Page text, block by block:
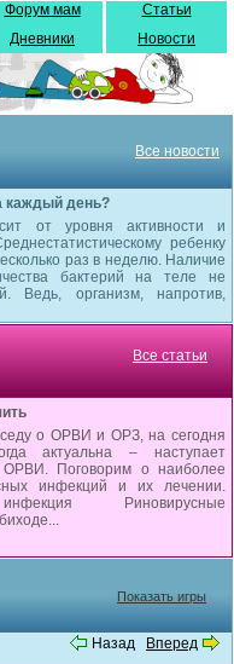
Форум мам
Дневники
Статьи
Новости
Все новости
каждый день?
от уровня активности и
ребенку
раз в неделю. Наличие
бактерий на теле не
Ведь, организм, напротив,
Все статьи
о ОРВИ и ОРЗ, на сегодня
актуальна – наступает
Поговорим о наиболее
инфекций и их лечении.
Риновирусные
Показать игры
Назад Вперед